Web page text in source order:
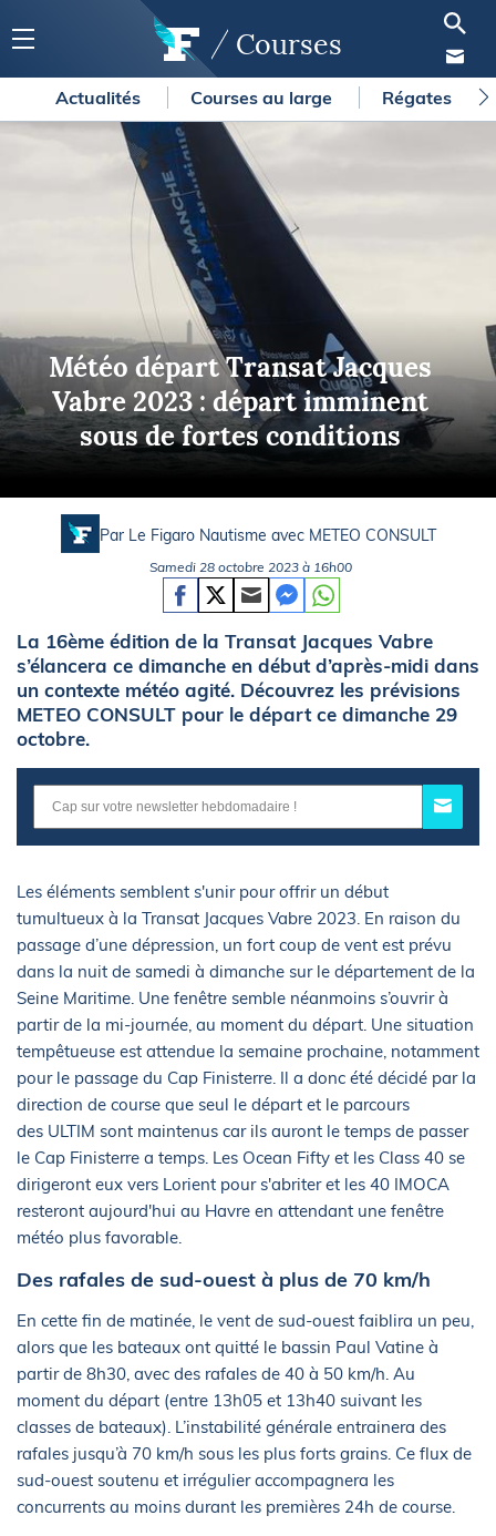
Courses
Actualités Courses au large Régates
Météo départ Transat Jacques
Vabre 2023 : départ imminent
sous de fortes conditions
Par Le Figaro Nautisme avec METEO CONSULT
Samedi 28 octobre 2023 à 16h00
La 16ème édition de la Transat Jacques Vabre
s’élancera ce dimanche en début d’après-midi dans
un contexte météo agité. Découvrez les prévisions
METEO CONSULT pour le départ ce dimanche 29
octobre.
Les éléments semblent s'unir pour offrir un début
tumultueux à la Transat Jacques Vabre 2023. En raison du
passage d’une dépression, un fort coup de vent est prévu
dans la nuit de samedi à dimanche sur le département de la
Seine Maritime. Une fenêtre semble néanmoins s’ouvrir à
partir de la mi-journée, au moment du départ. Une situation
tempêtueuse est attendue la semaine prochaine, notamment
pour le passage du Cap Finisterre. Il a donc été décidé par la
direction de course que seul le départ et le parcours
des ULTIM sont maintenus car ils auront le temps de passer
le Cap Finisterre a temps. Les Ocean Fifty et les Class 40 se
dirigeront eux vers Lorient pour s'abriter et les 40 IMOCA
resteront aujourd'hui au Havre en attendant une fenêtre
météo plus favorable.
Des rafales de sud-ouest à plus de 70 km/h
En cette fin de matinée, le vent de sud-ouest faiblira un peu,
alors que les bateaux ont quitté le bassin Paul Vatine à
partir de 8h30, avec des rafales de 40 à 50 km/h. Au
moment du départ (entre 13h05 et 13h40 suivant les
classes de bateaux). L’instabilité générale entrainera des
rafales jusqu’à 70 km/h sous les plus forts grains. Ce flux de
sud-ouest soutenu et irrégulier accompagnera les
concurrents au moins durant les premières 24h de course.